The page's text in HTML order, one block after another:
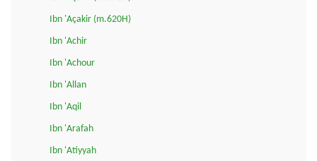
Ibn 'Açakir (m.620H)
Ibn 'Achir
Ibn 'Achour
Ibn 'Allan
Ibn 'Aqil
Ibn 'Arafah
Ibn 'Atiyyah